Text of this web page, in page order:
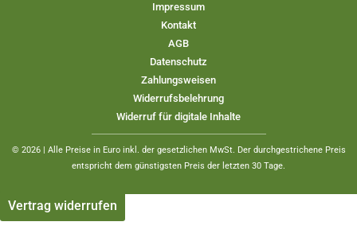
Impressum
Kontakt
AGB
Datenschutz
Zahlungsweisen
Widerrufsbelehrung
Widerruf für digitale Inhalte
© 2026 | Alle Preise in Euro inkl. der gesetzlichen MwSt. Der durchgestrichene Preis
entspricht dem günstigsten Preis der letzten 30 Tage.
Vertrag widerrufen